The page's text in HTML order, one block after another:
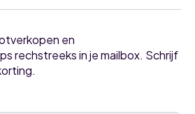
en
rechstreeks in je mailbox. Schrijf